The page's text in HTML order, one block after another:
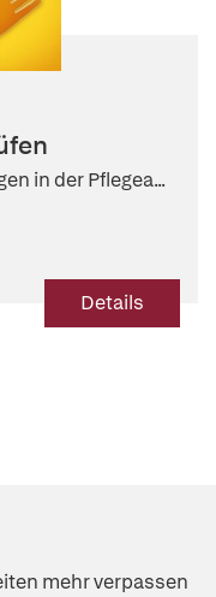
in der Pflegea...
Details
mehr verpassen